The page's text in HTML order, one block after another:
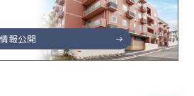
情報公開